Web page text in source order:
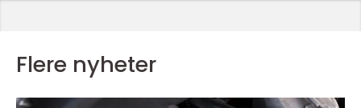
Flere nyheter